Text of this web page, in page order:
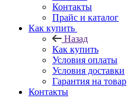
Контакты
Прайс и каталог
Как купить
Назад
Как купить
Условия оплаты
Условия доставки
Гарантия на товар
Контакты